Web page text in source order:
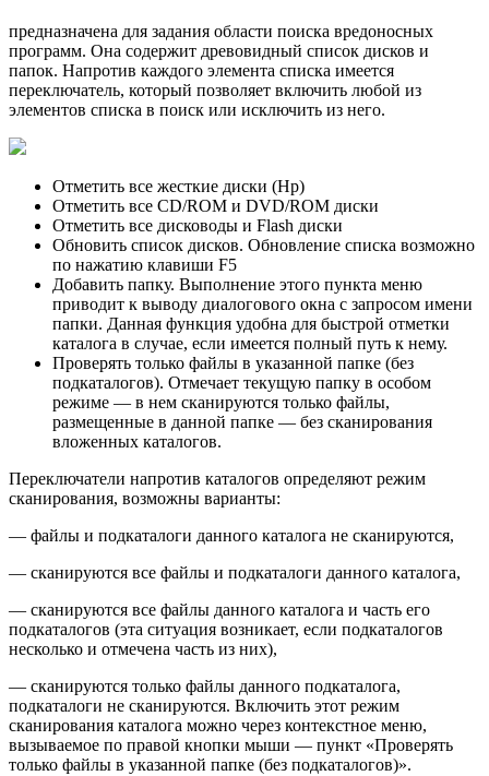
предназначена для задания области поиска вредоносных
программ. Она содержит древовидный список дисков и
папок. Напротив каждого элемента списка имеется
переключатель, который позволяет включить любой из
элементов списка в поиск или исключить из него.
Отметить все жесткие диски (Hp)
Отметить все CD/ROM и DVD/ROM диски
Отметить все дисководы и Flash диски
Обновить список дисков. Обновление списка возможно
по нажатию клавиши F5
Добавить папку. Выполнение этого пункта меню
приводит к выводу диалогового окна с запросом имени
папки. Данная функция удобна для быстрой отметки
каталога в случае, если имеется полный путь к нему.
Проверять только файлы в указанной папке (без
подкаталогов). Отмечает текущую папку в особом
режиме — в нем сканируются только файлы,
размещенные в данной папке — без сканирования
вложенных каталогов.
Переключатели напротив каталогов определяют режим
сканирования, возможны варианты:
— файлы и подкаталоги данного каталога не сканируются,
— сканируются все файлы и подкаталоги данного каталога,
— сканируются все файлы данного каталога и часть его
подкаталогов (эта ситуация возникает, если подкаталогов
несколько и отмечена часть из них),
— сканируются только файлы данного подкаталога,
подкаталоги не сканируются. Включить этот режим
сканирования каталога можно через контекстное меню,
вызываемое по правой кнопки мыши — пункт «Проверять
только файлы в указанной папке (без подкаталогов)».